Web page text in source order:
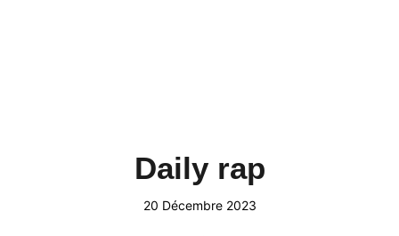
Daily rap
20 Décembre 2023